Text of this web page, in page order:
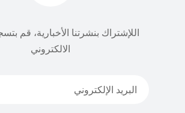
اللإشتراك بنشرتنا الأخبارية، قم
الالكتروني